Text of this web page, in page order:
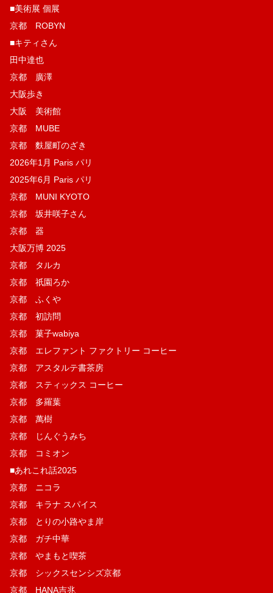
■美術展 個展
京都 ROBYN
■キティさん
田中達也
京都 廣澤
大阪歩き
大阪 美術館
京都 MUBE
京都 麩屋町のざき
2026年1月 Paris パリ
2025年6月 Paris パリ
京都 MUNI KYOTO
京都 坂井咲子さん
京都 器
大阪万博 2025
京都 タルカ
京都 祇園ろか
京都 ふくや
京都 初訪問
京都 菓子wabiya
京都 エレファント ファクトリー コーヒー
京都 アスタルテ書茶房
京都 スティックス コーヒー
京都 多羅葉
京都 萬樹
京都 じんぐうみち
京都 コミオン
■あれこれ話2025
京都 ニコラ
京都 キラナ スパイス
京都 とりの小路やま岸
京都 ガチ中華
京都 やまもと喫茶
京都 シックスセンシズ京都
京都 HANA吉兆